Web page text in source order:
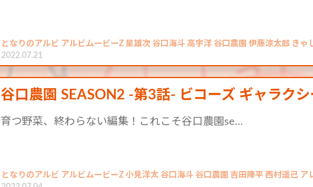
となりのアルビ アルビムービーZ 星雄次 谷口海斗 高宇洋 谷口農園 伊藤涼太郎 きゃ
2022.07.21
谷口農園 SEASON2 -第3話- ビコーズ ギャラク
育つ野菜、終わらない編集！これこそ谷口農園se…
となりのアルビ アルビムービーZ 小見洋太 谷口海斗 谷口農園 吉田陣平 西村遥己